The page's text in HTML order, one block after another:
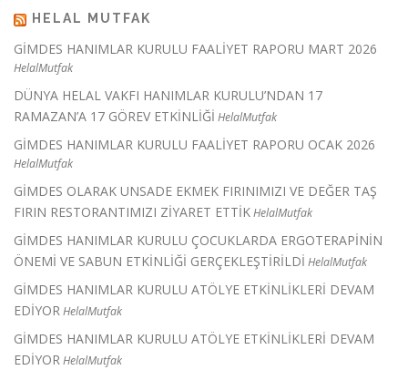
HELAL MUTFAK
GİMDES HANIMLAR KURULU FAALİYET RAPORU MART 2026
HelalMutfak
DÜNYA HELAL VAKFI HANIMLAR KURULU’NDAN 17
RAMAZAN’A 17 GÖREV ETKİNLİĞİ HelalMutfak
GİMDES HANIMLAR KURULU FAALİYET RAPORU OCAK 2026
HelalMutfak
GİMDES OLARAK UNSADE EKMEK FIRINIMIZI VE DEĞER TAŞ
FIRIN RESTORANTIMIZI ZİYARET ETTİKHelalMutfak
GİMDES HANIMLAR KURULU ÇOCUKLARDA ERGOTERAPİNİN
ÖNEMİ VE SABUN ETKİNLİĞİ GERÇEKLEŞTİRİLDİ HelalMutfak
GİMDES HANIMLAR KURULU ATÖLYE ETKİNLİKLERİ DEVAM
EDİYORHelalMutfak
GİMDES HANIMLAR KURULU ATÖLYE ETKİNLİKLERİ DEVAM
EDİYORHelalMutfak